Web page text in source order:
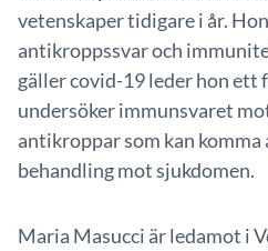
vetenskaper tidigare i år.
antikroppssvar och
gäller covid-19 leder hon ett
undersöker immunsvaret
antikroppar som kan komma
behandling mot sjukdomen.
Maria Masucci är ledamot i